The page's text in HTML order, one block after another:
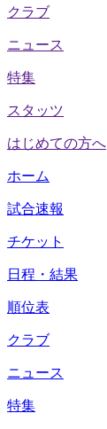
クラブ
ニュース
特集
スタッツ
はじめての方へ
ホーム
試合速報
チケット
日程・結果
順位表
クラブ
ニュース
特集